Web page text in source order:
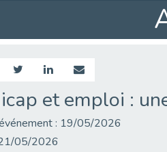
et emploi :
: 19/05/2026
05/2026